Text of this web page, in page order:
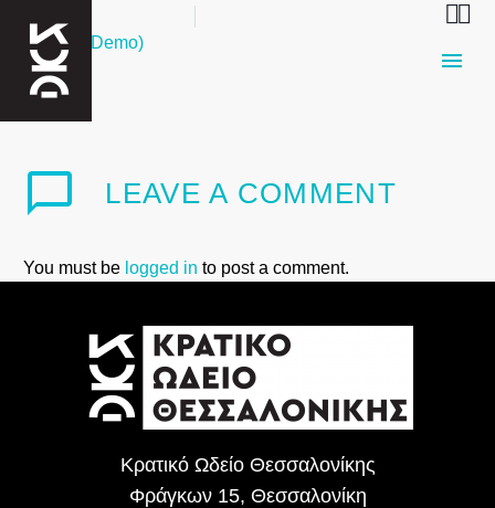

Culture (Demo)
LEAVEA COMMENT
You must be logged in to post a comment.
Κρατικό Ωδείο Θεσσαλονίκης
Φράγκων 15, Θεσσαλονίκη